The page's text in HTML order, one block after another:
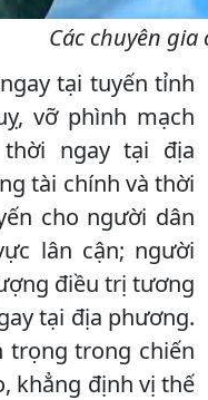
Các chuyên
tại tuyến tỉnh
vỡ phình mạch
ngay tại địa
tài chính và thời
cho người dân
lân cận; người
điều trị tương
tại địa phương.
trọng trong chiến
khẳng định vị thế